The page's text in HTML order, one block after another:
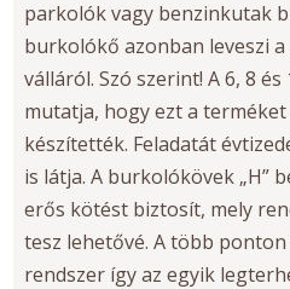
parkolók vagy benzinkutak
burkolókő azonban leveszi
válláról. Szó szerint! A 6, 8
mutatja, hogy ezt a
készítették. Feladatát
is látja. A burkolókövek „H”
erős kötést biztosít, mely
tesz lehetővé. A több
rendszer így az egyik